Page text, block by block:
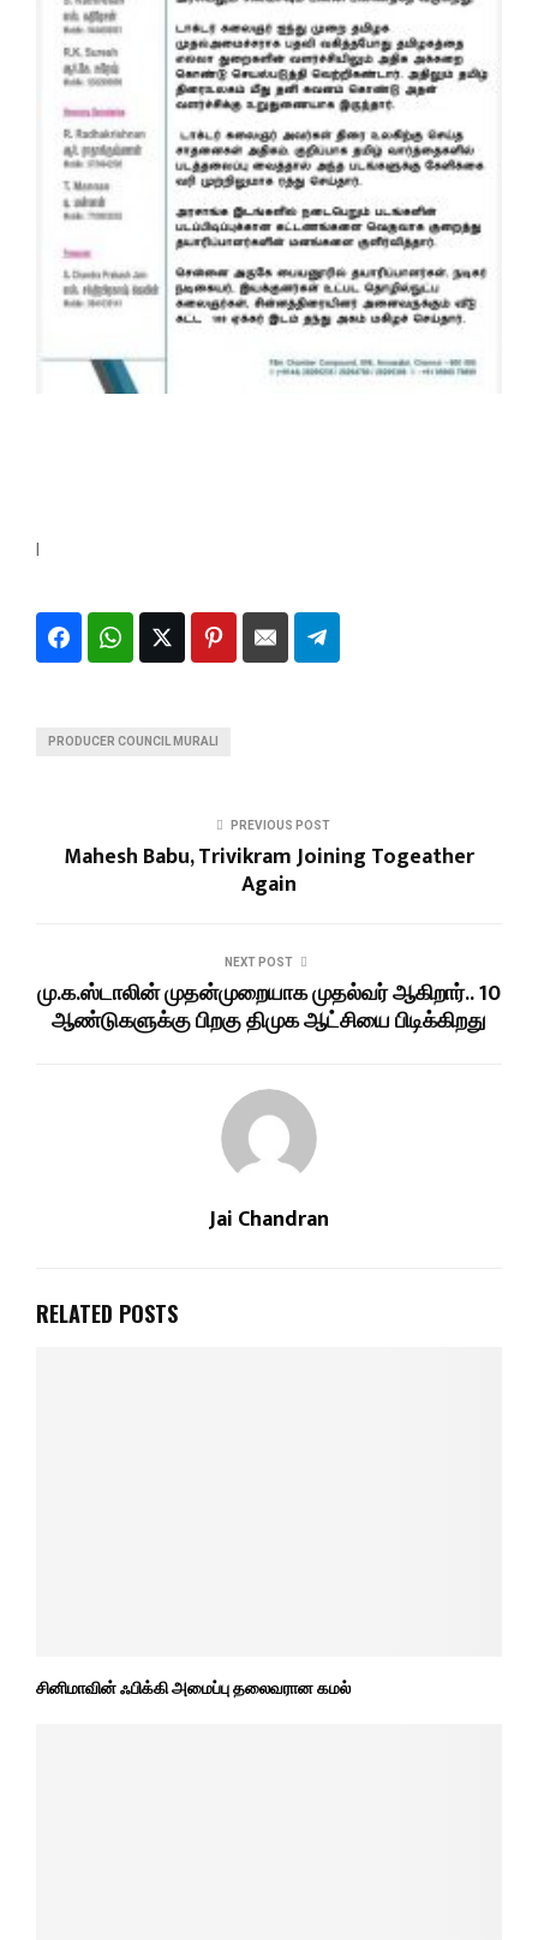
l
PRODUCER COUNCIL MURALI
PREVIOUS POST
Mahesh Babu, Trivikram Joining Togeather
Again
NEXT POST
மு.க.ஸ்டாலின் முதன்முறையாக முதல்வர் ஆகிறார்.. 10
ஆண்டுகளுக்கு பிறகு திமுக ஆட்சியை பிடிக்கிறது
Jai Chandran
RELATED POSTS
சினிமாவின் ஃபிக்கி அமைப்பு தலைவரான கமல்